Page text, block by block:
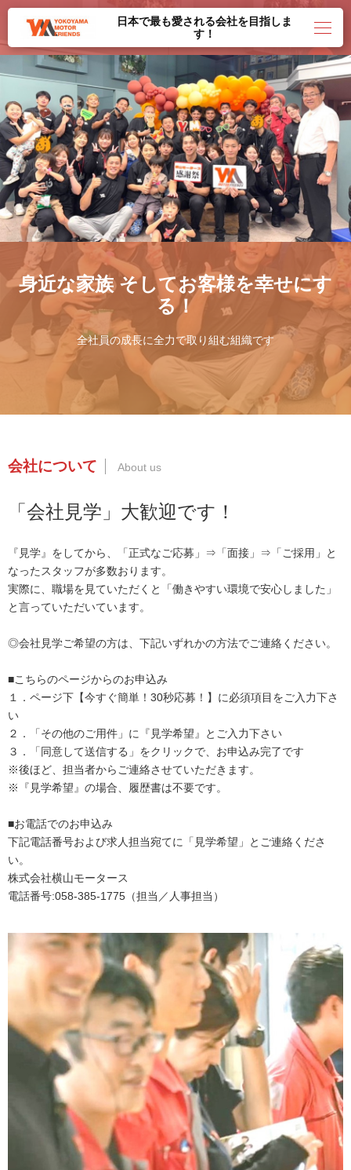
日本で最も愛される会社を目指しま
す！
身近な家族 そしてお客様を幸せにす
る！
全社員の成長に全力で取り組む組織です
会社について
「会社見学」大歓迎です！
『見学』をしてから、「正式なご応募」⇒「面接」⇒「ご採用」と
なったスタッフが多数おります。
実際に、職場を見ていただくと「働きやすい環境で安心しました」
と言っていただいています。
◎会社見学ご希望の方は、下記いずれかの方法でご連絡ください。
■こちらのページからのお申込み
１．ページ下【今すぐ簡単！30秒応募！】に必須項目をご入力下さ
い
２．「その他のご用件」に『見学希望』とご入力下さい
３．「同意して送信する」をクリックで、お申込み完了です
※後ほど、担当者からご連絡させていただきます。
※『見学希望』の場合、履歴書は不要です。
■お電話でのお申込み
下記電話番号および求人担当宛てに「見学希望」とご連絡くださ
い。
株式会社横山モータース
電話番号:058-385-1775（担当／人事担当）